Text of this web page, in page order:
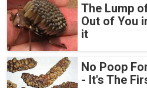
The Lump
Out of You
it
No Poop
- It's The